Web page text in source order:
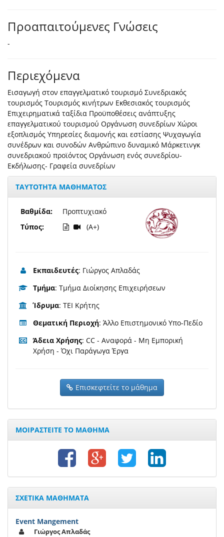
Προαπαιτούμενες Γνώσεις
-
Περιεχόμενα
Εισαγωγή στον επαγγελματικό τουρισμό Συνεδριακός
τουρισμός Τουρισμός κινήτρων Εκθεσιακός τουρισμός
Επιχειρηματικά ταξίδια Προϋποθέσεις ανάπτυξης
επαγγελματικού τουρισμού Οργάνωση συνεδρίων Χώροι
εξοπλισμός Υπηρεσίες διαμονής και εστίασης Ψυχαγωγία
συνέδρων και συνοδών Ανθρώπινο δυναμικό Μάρκετινγκ
συνεδριακού προϊόντος Οργάνωση ενός συνεδρίου-
Εκδήλωσης- Γραφεία συνεδρίων
ΤΑΥΤΟΤΗΤΑ ΜΑΘΗΜΑΤΟΣ
Βαθμίδα:
Τύπος:
Προπτυχιακό
(A+)
Εκπαιδευτές: Γιώργος Απλαδάς
Τμήμα: Τμήμα Διοίκησης Επιχειρήσεων
Ίδρυμα: ΤΕΙ Κρήτης
Θεματική Περιοχή: Άλλο Επιστημονικό Υπο-Πεδίο
Άδεια Χρήσης: CC - Αναφορά - Μη Εμπορική
Χρήση - Όχι Παράγωγα Έργα
Επισκεφτείτε το μάθημα
ΜΟΙΡΑΣΤΕΙΤΕ ΤΟ ΜΑΘΗΜΑ
ΣΧΕΤΙΚΑ ΜΑΘΗΜΑΤΑ
Event Mangement
Γιώργος Απλαδάς